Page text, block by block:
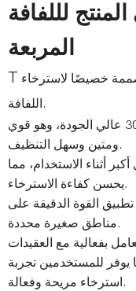
لللفافة
T
اللفافة.
إنها مصنوعة من الفولاذ المقاوم للصدأ 304 عالي الجودة، وهو قوي
ومتين وسهل التنظيف.
أثناء الاستخدام، مما
يحسن كفاءة الاسترخاء.
القوة الدقيقة على
مناطق صغيرة محددة.
بفعالية مع العقيدات
يوفر للمستخدمين تجربة
استرخاء مريحة وفعالة.